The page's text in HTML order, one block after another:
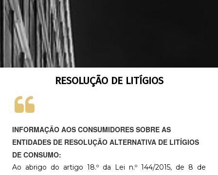
RESOLUÇÃO DE LITÍGIOS
INFORMAÇÃO AOS CONSUMIDORES SOBRE AS
ENTIDADES DE RESOLUÇÃO ALTERNATIVA DE LITÍGIOS
DE CONSUMO:
Ao abrigo do artigo 18.º da Lei n.º 144/2015, de 8 de